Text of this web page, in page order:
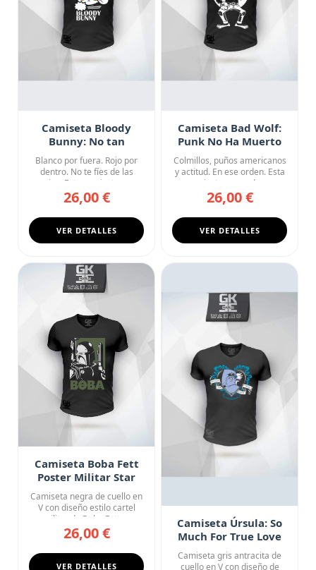
Camiseta Bloody
Bunny: No tan
Inocente
Blanco por fuera. Rojo por
dentro. No te fíes de las
orejas. Esta camiseta ne...
26,00 €
VER DETALLES
Camiseta Bad Wolf:
Punk No Ha Muerto
Colmillos, puños americanos
y actitud. En ese orden. Esta
camiseta negra de c...
26,00 €
VER DETALLES
Camiseta Boba Fett
Poster Militar Star
Wars
Camiseta negra de cuello en
V con diseño estilo cartel
militar de Boba Fett, ...
26,00 €
VER DETALLES
Camiseta Úrsula: So
Much For True Love
Camiseta gris antracita de
cuello en V con diseño de